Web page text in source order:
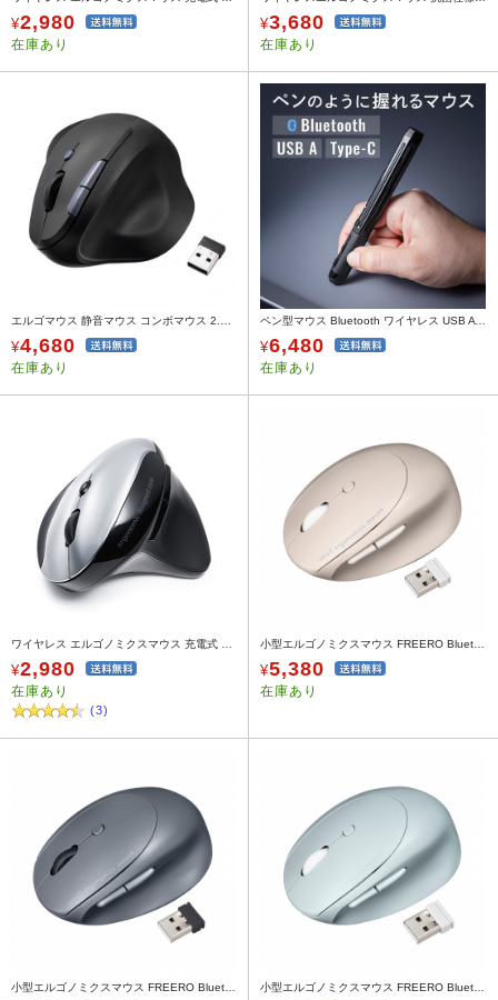
¥2,980
在庫あり
¥3,680
在庫あり
¥4,680
在庫あり
¥6,480
在庫あり
¥2,980
在庫あり
(3)
¥5,380
在庫あり